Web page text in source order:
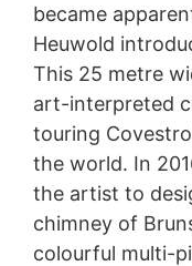
became
Heuwold
This 25 metre
art-interpreted
touring
the world. In
the artist to
chimney of
colourful multi-